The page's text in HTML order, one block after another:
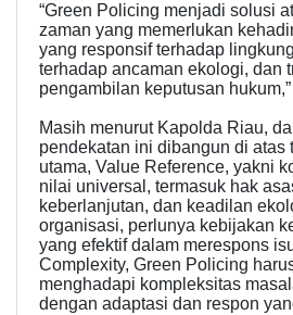
“Green Policing menjadi solusi
zaman yang memerlukan
yang responsif terhadap
terhadap ancaman ekologi, dan
pengambilan keputusan
Masih menurut Kapolda Riau,
pendekatan ini dibangun di atas
utama, Value Reference, yakni
nilai universal, termasuk hak
keberlanjutan, dan keadilan
organisasi, perlunya kebijakan
yang efektif dalam merespons
Complexity, Green Policing
menghadapi kompleksitas
dengan adaptasi dan respon